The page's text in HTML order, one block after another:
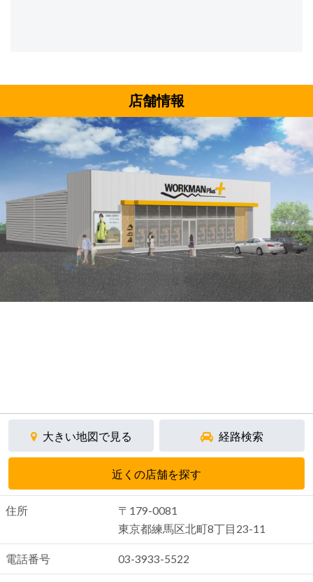
店舗情報
大きい地図で見る 経路検索
近くの店舗を探す
住所
〒179-0081
東京都練馬区北町8丁目23-11
電話番号 03-3933-5522